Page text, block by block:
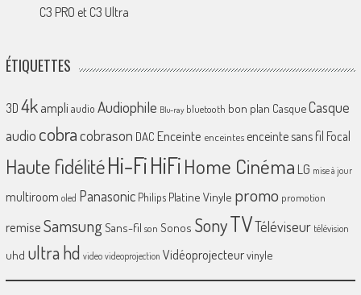
C3 PRO et C3 Ultra
ÉTIQUETTES
3D 4k ampliaudio Audiophile Blu-ray bluetooth bon plan CasqueCasque
audio cobracobrason DAC Enceinte enceintes enceinte sans fil Focal
Haute fidélitéHi-FiHiFiHome Cinéma LG mise à jour
multiroom oled Panasonic Philips Platine Vinyle promo promotion
remiseSamsungSans-fil son Sonos SonyTVTéléviseur télévision
uhd ultra hd video videoprojection Vidéoprojecteurvinyle